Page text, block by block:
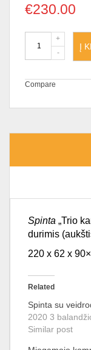
€230.00
Į
Compare
Spinta „Trio
durimis
220 x 62 x
Related
Spinta su
2020 3
Similar post